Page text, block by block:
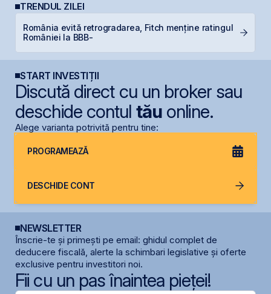
TRENDUL ZILEI
România evită retrogradarea, Fitch menține ratingul
României la BBB-
START INVESTIȚII
Discută direct cu un broker sau
deschide contul tăuonline.
Alege varianta potrivită pentru tine:
PROGRAMEAZĂ
DESCHIDE CONT
NEWSLETTER
Înscrie-te și primești pe email: ghidul complet de
deducere fiscală, alerte la schimbari legislative și oferte
exclusive pentru investitori noi.
Fii cu un pas înaintea pieței!